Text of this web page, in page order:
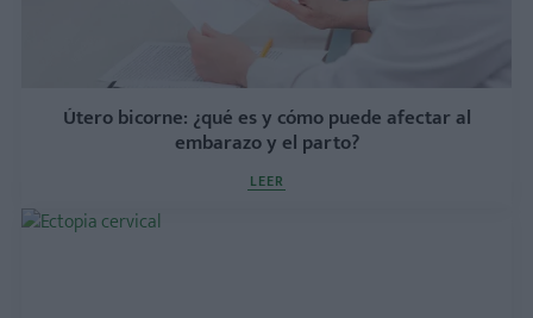
Útero bicorne: ¿qué es y cómo puede afectar al
embarazo y el parto?
LEER